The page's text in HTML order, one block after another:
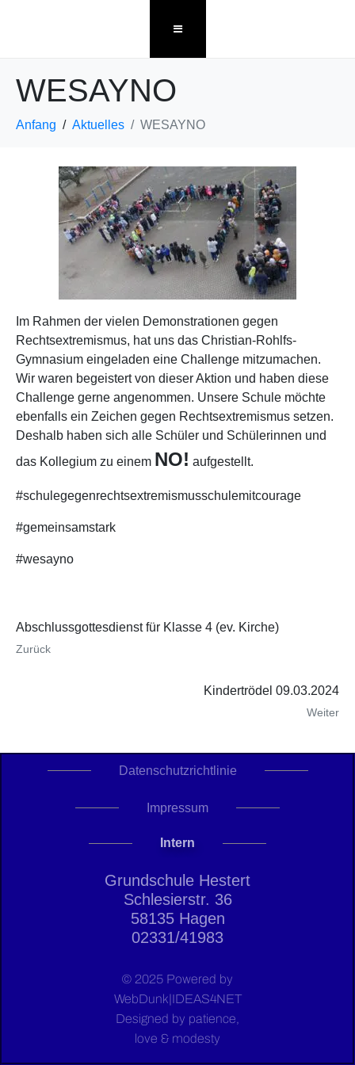
WESAYNO
Anfang Aktuelles WESAYNO
Im Rahmen der vielen Demonstrationen gegen
Rechtsextremismus, hat uns das Christian-Rohlfs-
Gymnasium eingeladen eine Challenge mitzumachen.
Wir waren begeistert von dieser Aktion und haben diese
Challenge gerne angenommen. Unsere Schule möchte
ebenfalls ein Zeichen gegen Rechtsextremismus setzen.
Deshalb haben sich alle Schüler und Schülerinnen und
das Kollegium zu einem NO! aufgestellt.
#schulegegenrechtsextremismusschulemitcourage
#gemeinsamstark
#wesayno
Abschlussgottesdienst für Klasse 4 (ev. Kirche)
Zurück
Kindertrödel 09.03.2024
Weiter
Datenschutzrichtlinie
Impressum
Intern
Grundschule Hestert
Schlesierstr. 36
58135 Hagen
02331/41983
© 2025 Powered by
WebDunk|IDEAS4NET
Designed by patience,
love & modesty